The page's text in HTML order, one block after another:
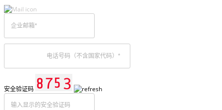
安全验证码